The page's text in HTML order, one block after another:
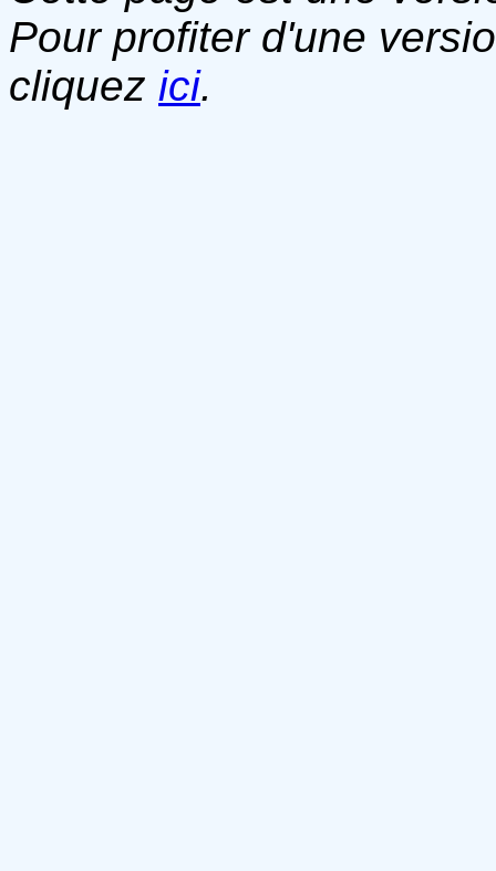
Pour profiter d'une
cliquez ici.